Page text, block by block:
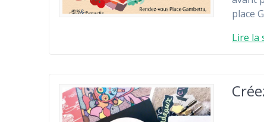
place
Lire la